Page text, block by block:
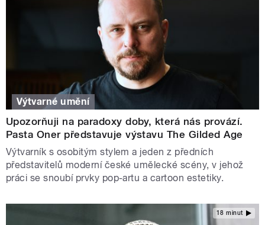
Výtvarné umění
Upozorňuji na paradoxy doby, která nás provází.
Pasta Oner představuje výstavu The Gilded Age
Výtvarník s osobitým stylem a jeden z předních
představitelů moderní české umělecké scény, v jehož
práci se snoubí prvky pop-artu a cartoon estetiky.
18 minut